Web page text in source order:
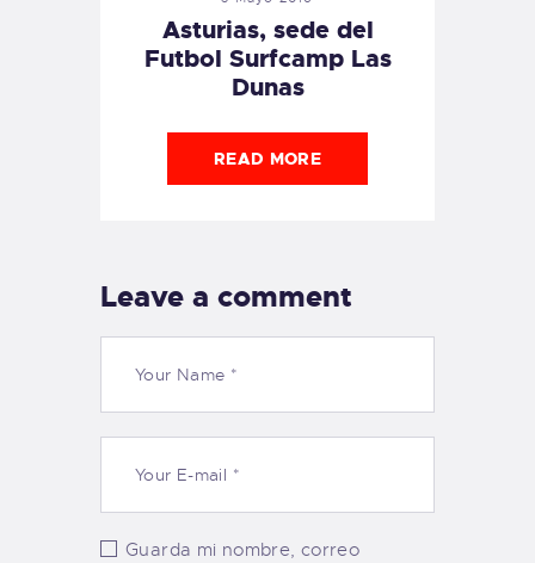
Asturias, sede del
Futbol Surfcamp Las
Dunas
READ MORE
Leave a comment
Guarda mi nombre, correo